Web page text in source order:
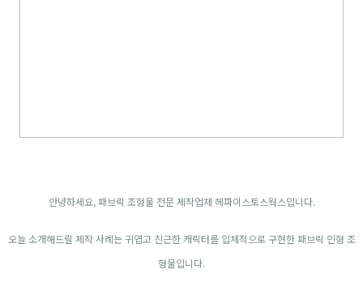
안녕하세요, 패브릭 조형물 전문 제작업체 헤파이스토스웍스입니다.
오늘 소개해드릴 제작 사례는 귀엽고 친근한 캐릭터를 입체적으로 구현한 패브릭 인형 조
형물입니다.